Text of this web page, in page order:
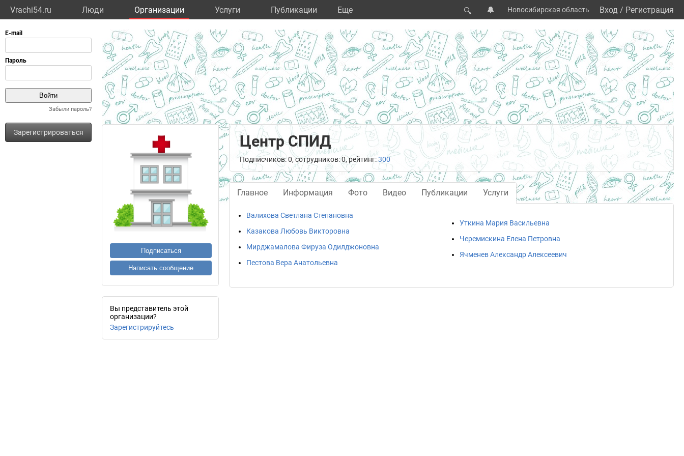
Vrachi54.ru Люди Организации Услуги Публикации Eще 🔍 🔔 Новосибирская область Вход / Регистрация
Забыли пароль?
Зарегистрироваться
Подписаться
Написать сообщение
Вы представитель этой
организации?
Зарегистрируйтесь
Центр СПИД
Подписчиков: 0, сотрудников: 0, рейтинг:300
Главное Информация Фото Видео Публикации Услуги
Валихова Светлана Степановна
Казакова Любовь Викторовна
Мирджамалова Фируза Одилджоновна
Пестова Вера Анатольевна
Уткина Мария Васильевна
Черемискина Елена Петровна
Ячменев Александр Алексеевич